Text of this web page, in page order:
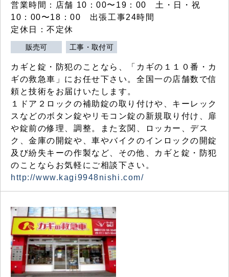
営業時間：店舗 10：00〜19：00 土・日・祝
10：00〜18：00 出張工事24時間
定休日：不定休
販売可 工事・取付可
カギと錠・防犯のことなら、「カギの１１０番・カ
ギの救急車」にお任せ下さい。全国一の店舗数で信
頼と技術をお届けいたします。
１ドア２ロックの補助錠の取り付けや、キーレック
スなどのボタン錠やリモコン錠の新規取り付け、扉
や錠前の修理、調整。また玄関、ロッカー、デス
ク、金庫の開錠や、車やバイクのインロックの開錠
及び紛失キーの作製など、その他、カギと錠・防犯
のことならお気軽にご相談下さい。
http://www.kagi9948nishi.com/